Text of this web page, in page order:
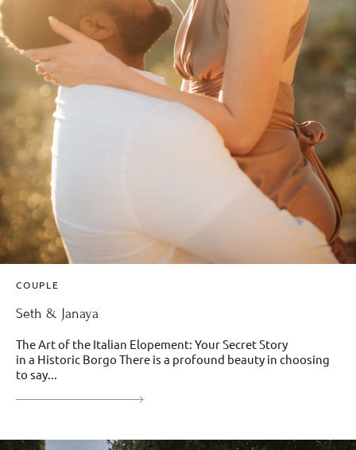
COUPLE
Seth & Janaya
The Art of the Italian Elopement: Your Secret Story
in a Historic Borgo There is a profound beauty in choosing
to say...